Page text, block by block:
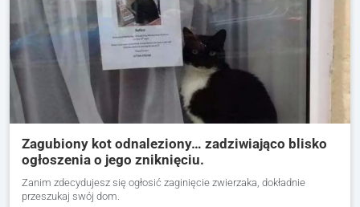
Zagubiony kot odnaleziony… zadziwiająco blisko
ogłoszenia o jego zniknięciu.
Zanim zdecydujesz się ogłosić zaginięcie zwierzaka, dokładnie
przeszukaj swój dom.